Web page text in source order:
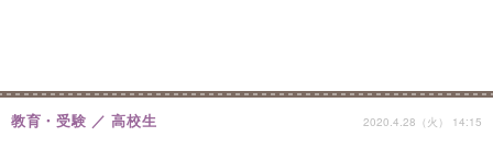
教育・受験 高校生 2020.4.28（火） 14:15